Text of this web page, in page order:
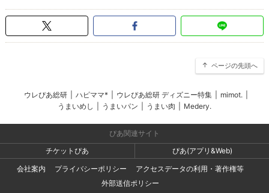
ページの先頭へ
ウレぴあ総研 ハピママ* ウレぴあ総研 ディズニー特集 mimot.
うまいめし
うまいパン うまい肉 Medery.
ぴあ関連サイト
チケットぴあ
ぴあ(アプリ&Web)
会社案内
プライバシーポリシー
アクセスデータの利用・著作権等
外部送信ポリシー